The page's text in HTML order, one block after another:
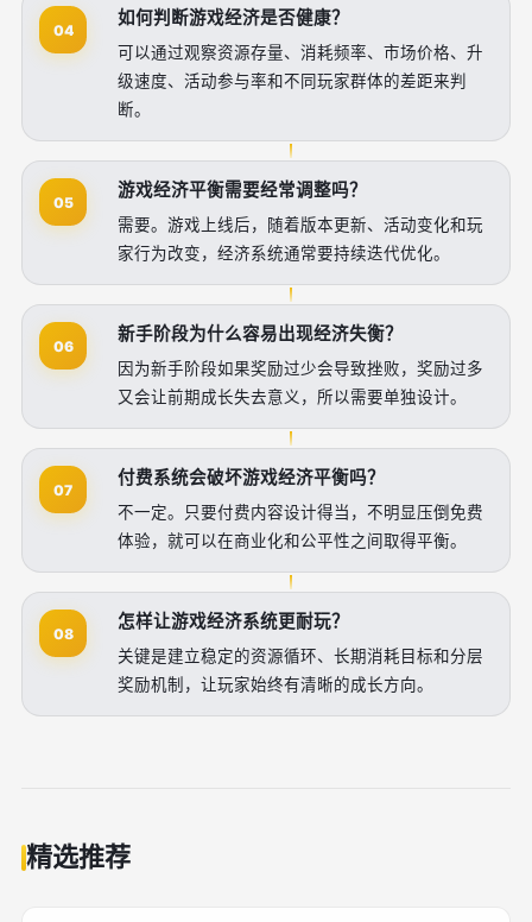
04
如何判断游戏经济是否健康？
可以通过观察资源存量、消耗频率、市场价格、升
级速度、活动参与率和不同玩家群体的差距来判
断。
05
游戏经济平衡需要经常调整吗？
需要。游戏上线后，随着版本更新、活动变化和玩
家行为改变，经济系统通常要持续迭代优化。
06
新手阶段为什么容易出现经济失衡？
因为新手阶段如果奖励过少会导致挫败，奖励过多
又会让前期成长失去意义，所以需要单独设计。
07
付费系统会破坏游戏经济平衡吗？
不一定。只要付费内容设计得当，不明显压倒免费
体验，就可以在商业化和公平性之间取得平衡。
08
怎样让游戏经济系统更耐玩？
关键是建立稳定的资源循环、长期消耗目标和分层
奖励机制，让玩家始终有清晰的成长方向。
精选推荐